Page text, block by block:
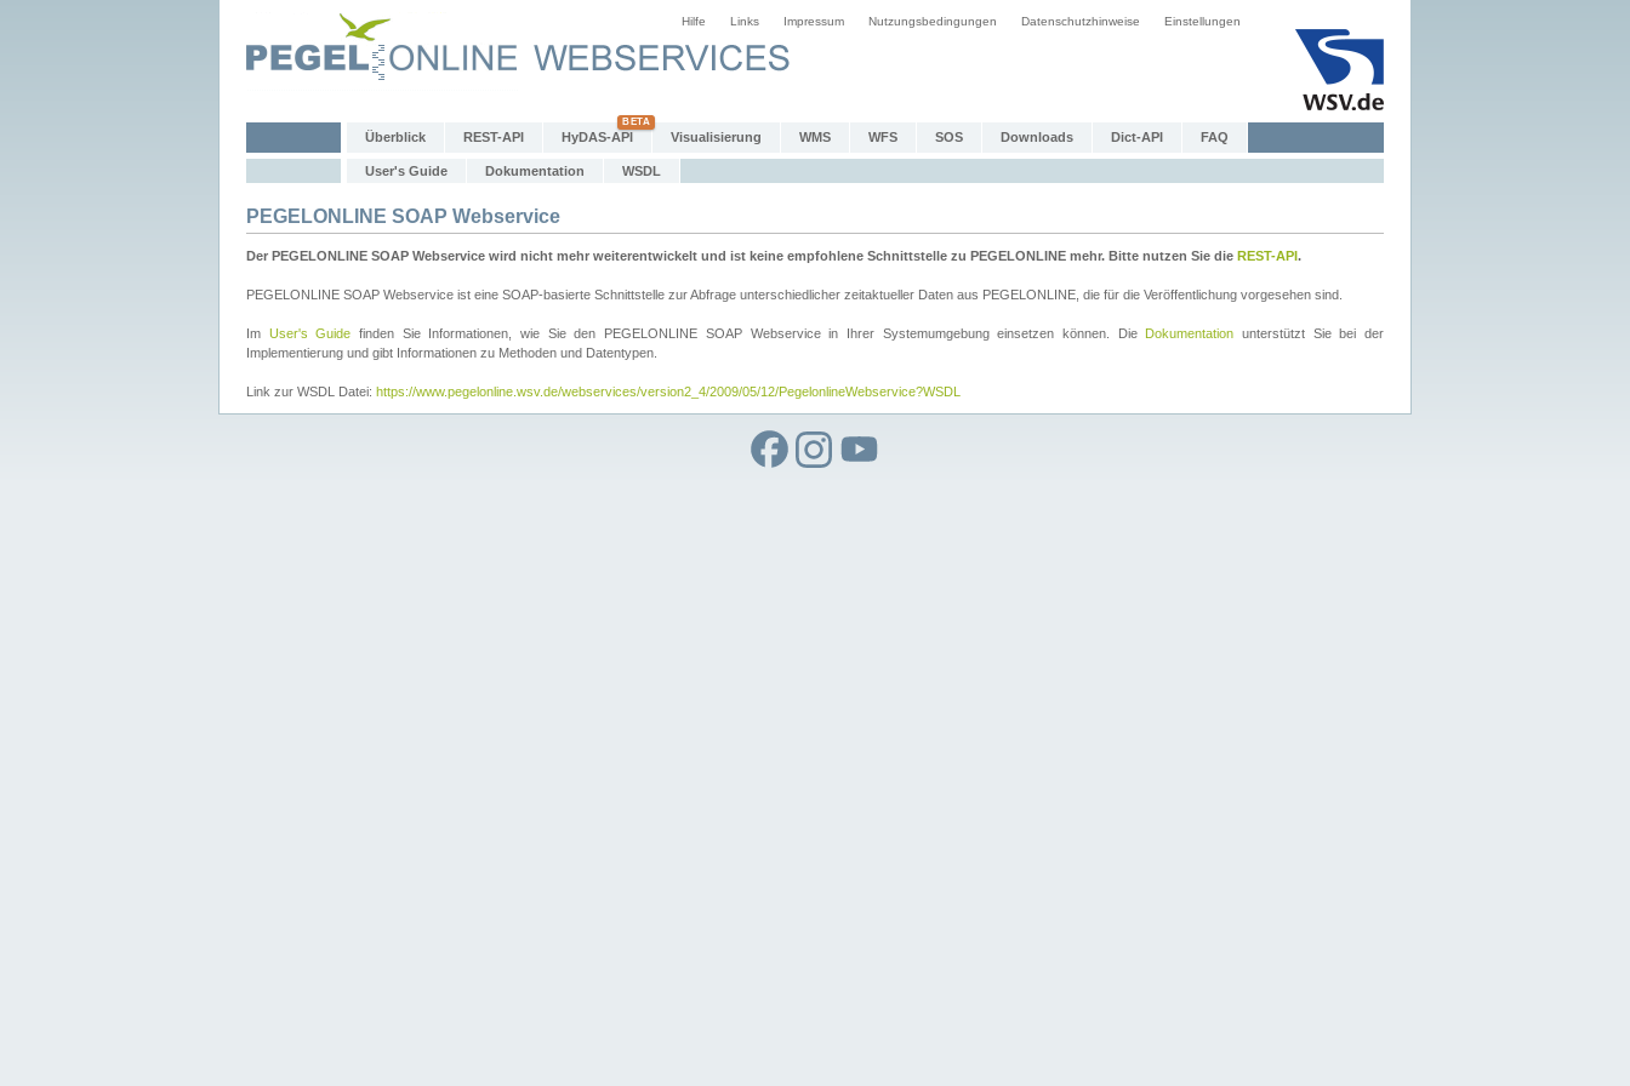
Hilfe Links Impressum Nutzungsbedingungen Datenschutzhinweise Einstellungen
Überblick REST-API HyDAS-API Visualisierung WMS WFS SOS Downloads Dict-API FAQ
User's Guide Dokumentation WSDL
PEGELONLINE SOAP Webservice
Der PEGELONLINE SOAP Webservice wird nicht mehr weiterentwickelt und ist keine empfohlene Schnittstelle zu PEGELONLINE mehr. Bitte nutzen Sie die REST-API.
PEGELONLINE SOAP Webservice ist eine SOAP-basierte Schnittstelle zur Abfrage unterschiedlicher zeitaktueller Daten aus PEGELONLINE, die für die Veröffentlichung vorgesehen sind.
Im User's Guide finden Sie Informationen, wie Sie den PEGELONLINE SOAP Webservice in Ihrer Systemumgebung einsetzen können. Die Dokumentation unterstützt Sie bei der
Implementierung und gibt Informationen zu Methoden und Datentypen.
Link zur WSDL Datei: https://www.pegelonline.wsv.de/webservices/version2_4/2009/05/12/PegelonlineWebservice?WSDL